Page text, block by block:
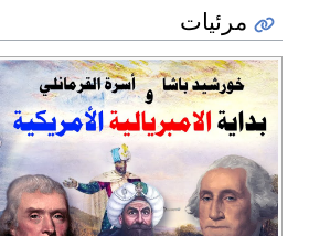
مرئيات